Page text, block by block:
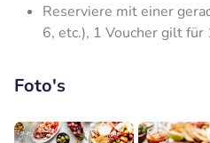
Reserviere mit einer
6, etc.), 1 Voucher gilt für
Foto's